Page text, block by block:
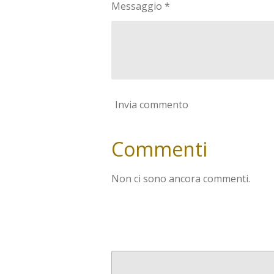
Messaggio *
Invia commento
Commenti
Non ci sono ancora commenti.